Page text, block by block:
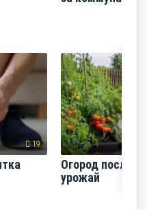
19
Огород после
урожай